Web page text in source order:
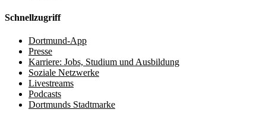
Schnellzugriff
Dortmund-App
Presse
Karriere: Jobs, Studium und Ausbildung
Soziale Netzwerke
Livestreams
Podcasts
Dortmunds Stadtmarke